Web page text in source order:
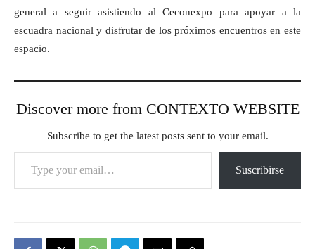
general a seguir asistiendo al Ceconexpo para apoyar a la
escuadra nacional y disfrutar de los próximos encuentros en este
espacio.
Discover more from CONTEXTO WEBSITE
Subscribe to get the latest posts sent to your email.
Type your email…
Suscribirse